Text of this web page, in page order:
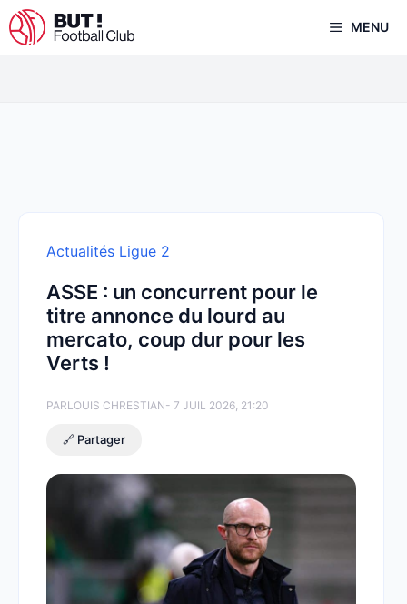
Aller
au
MENU
Actualités Ligue 2
ASSE : un concurrent pour le
titre annonce du lourd au
mercato, coup dur pour les
Verts !
PARLOUIS CHRESTIAN- 7 JUIL 2026, 21:20
🔗 Partager